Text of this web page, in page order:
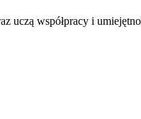
uczą współpracy i